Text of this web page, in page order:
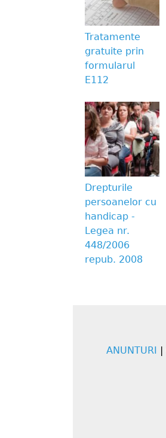
Tratamente
gratuite prin
formularul
E112
Drepturile
persoanelor cu
handicap -
Legea nr.
448/2006
repub. 2008
ANUNTURI